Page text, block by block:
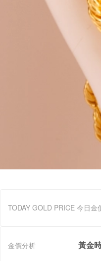
TODAY GOLD PRICE 今日金
金價分析 黃金